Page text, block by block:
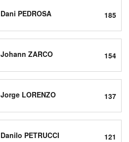
Dani PEDROSA 185
Johann ZARCO 154
Jorge LORENZO 137
Danilo PETRUCCI 121